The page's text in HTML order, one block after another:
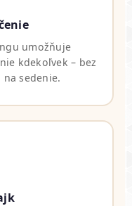
umožňuje
kdekoľvek – bez
sedenie.